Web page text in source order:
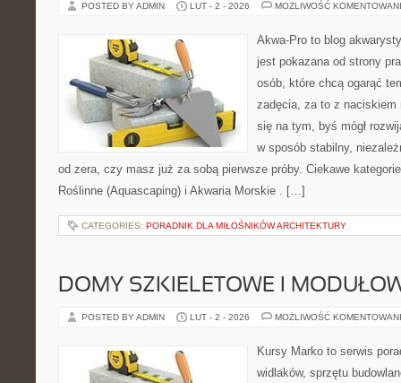
POSTED BY ADMIN LUT - 2 - 2026 MOŻLIWOŚĆ
Akwa-Pro to blog
jest pokazana od strony
osób, które chcą ogarąć
zadęcia, za to z naciskiem
się na tym, byś mógł
w sposób stabilny,
od zera, czy masz już za sobą pierwsze próby. Ciekawe
Roślinne (Aquascaping) i Akwaria Morskie . […]
CATEGORIES: PORADNIK DLA MIŁOŚNIKÓW ARCHITEKTURY
DOMY SZKIELETOWE I
POSTED BY ADMIN LUT - 2 - 2026 MOŻLIWOŚĆ
Kursy Marko to serwis
widlaków, sprzętu